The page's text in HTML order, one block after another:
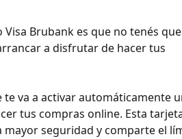
Brubank es que no tenés que
a disfrutar de hacer tus
va a activar automáticamente
tus compras online. Esta
seguridad y comparte el